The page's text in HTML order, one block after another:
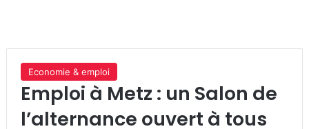
Economie & emploi
Emploi à Metz : un Salon de
l’alternance ouvert à tous